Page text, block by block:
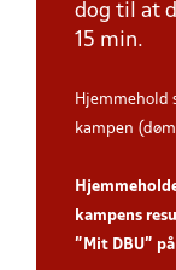
dog til at
15 min.
Hjemmehold
kampen
kampens
”Mit DBU” på